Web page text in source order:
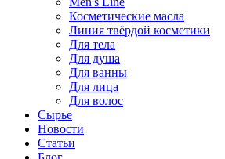
Косметические масла
Линия твёрдой косметики
Для тела
Для душа
Для ванны
Для лица
Для волос
Сырье
Новости
Статьи